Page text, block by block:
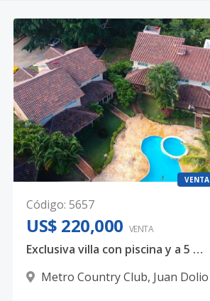
VENTA
Código: 5657
US$ 220,000 VENTA
Exclusiva villa con piscina y a 5 minutos de playa Juan Dolio
Metro Country Club, Juan Dolio